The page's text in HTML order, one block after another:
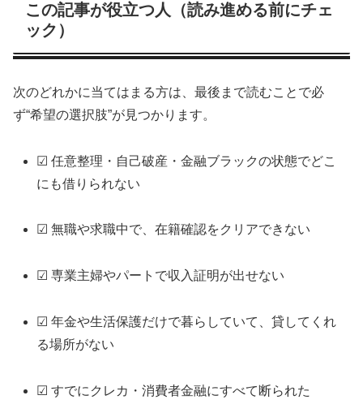
この記事が役立つ人（読み進める前にチェ
ック）
次のどれかに当てはまる方は、最後まで読むことで必
ず“希望の選択肢”が見つかります。
☑ 任意整理・自己破産・金融ブラックの状態でどこ
にも借りられない
☑ 無職や求職中で、在籍確認をクリアできない
☑ 専業主婦やパートで収入証明が出せない
☑ 年金や生活保護だけで暮らしていて、貸してくれ
る場所がない
☑ すでにクレカ・消費者金融にすべて断られた